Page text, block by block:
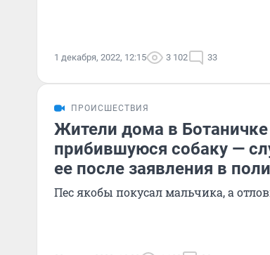
1 декабря, 2022, 12:15 3 102 33
ПРОИСШЕСТВИЯ
Жители дома в
прибившуюся собаку —
ее после заявления в
Пес якобы покусал мальчика, а